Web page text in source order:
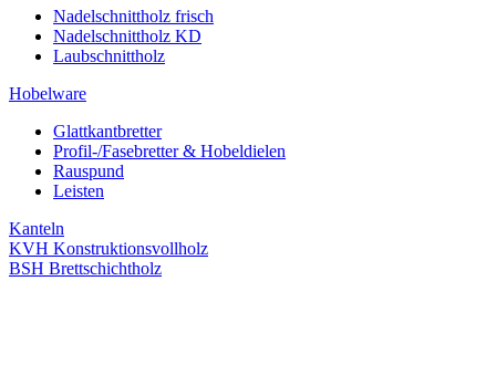
Nadelschnittholz frisch
Nadelschnittholz KD
Laubschnittholz
Hobelware
Glattkantbretter
Profil-/Fasebretter & Hobeldielen
Rauspund
Leisten
Kanteln
KVH Konstruktionsvollholz
BSH Brettschichtholz